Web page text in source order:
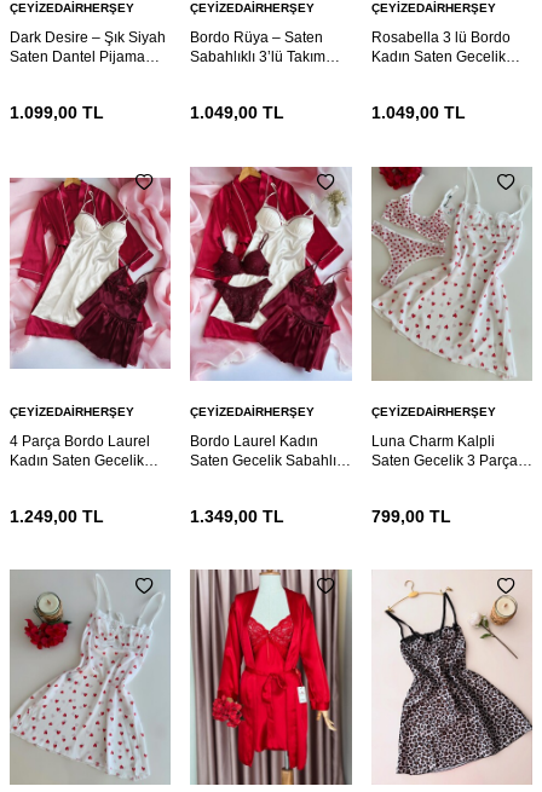
ÇEYIZEDAIRHERŞEY
Dark Desire – Şık Siyah
Saten Dantel Pijama
1.099,00 TL
ÇEYIZEDAIRHERŞEY
Bordo Rüya – Saten
Sabahlıklı 3’lü Takım
1.049,00 TL
ÇEYIZEDAIRHERŞEY
Rosabella 3 lü Bordo
Kadın Saten Gecelik
1.049,00TL
ÇEYIZEDAIRHERŞEY
4 Parça Bordo Laurel
Kadın Saten Gecelik
1.249,00 TL
ÇEYIZEDAIRHERŞEY
Bordo Laurel Kadın
Saten Gecelik Sabahlık
1.349,00 TL
ÇEYIZEDAIRHERŞEY
Luna Charm Kalpli
Saten Gecelik 3 Parça
799,00TL